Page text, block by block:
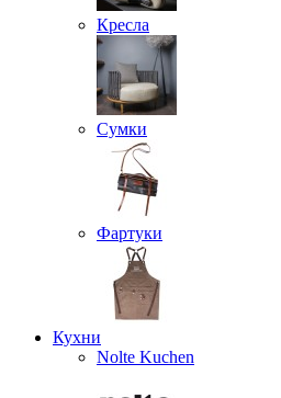
Кресла
Сумки
Фартуки
Кухни
Nolte Kuchen